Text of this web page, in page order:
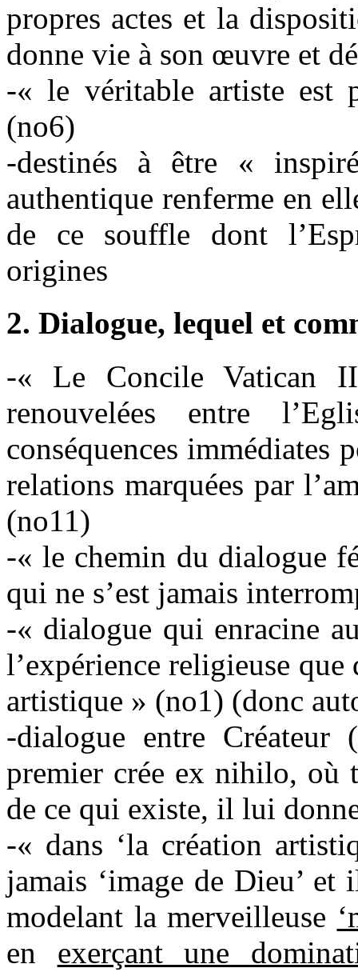
propres actes et la
donne vie à son œuvre et
-« le véritable artiste est
(no6)
-destinés à être «
authentique renferme en
de ce souffle dont
origines
2. Dialogue, lequel et
-« Le Concile Vatican
renouvelées entre
conséquences immédiates
relations marquées par
(no11)
-« le chemin du dialogue
qui ne s’est jamais
-« dialogue qui enracine
l’expérience religieuse que
artistique » (no1) (donc
-dialogue entre Créateur
premier crée ex nihilo, où
de ce qui existe, il lui
-« dans ‘la création
jamais ‘image de Dieu’
modelant la merveilleuse
en exerçant une